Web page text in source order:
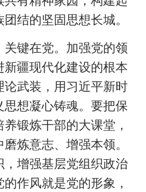
结的坚固思想长城。
关键在党。加强党的领
疆现代化建设的根本
武装，用习近平新时
想凝心铸魂。要把保
锻炼干部的大课堂，
炼意志、增强本领。
增强基层党组织政治
作风就是党的形象，